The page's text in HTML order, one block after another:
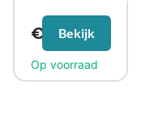
€ 699,99
Bekijk